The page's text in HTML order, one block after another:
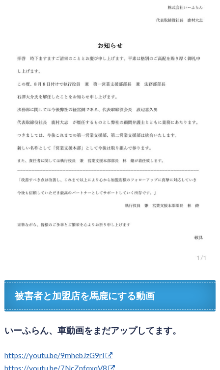
被害者と加盟店を馬鹿にする動画
いーふらん、車動画をまだアップしてます。
https://youtu.be/9mhebJzG9rI